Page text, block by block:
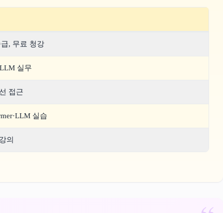
, 무료 청강
실무
접근
실습
의